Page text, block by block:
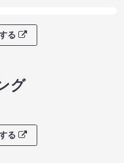
る
グ
る